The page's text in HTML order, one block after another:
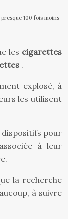
100 fois moins
les cigarettes
.
explosé, à
les utilisent
dispositifs pour
à leur
la recherche
à suivre